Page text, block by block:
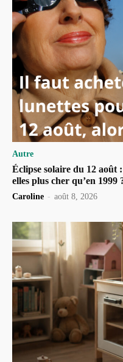
Autre
Éclipse solaire du 12 août
elles plus cher qu’en 1999
Caroline - août 8, 2026